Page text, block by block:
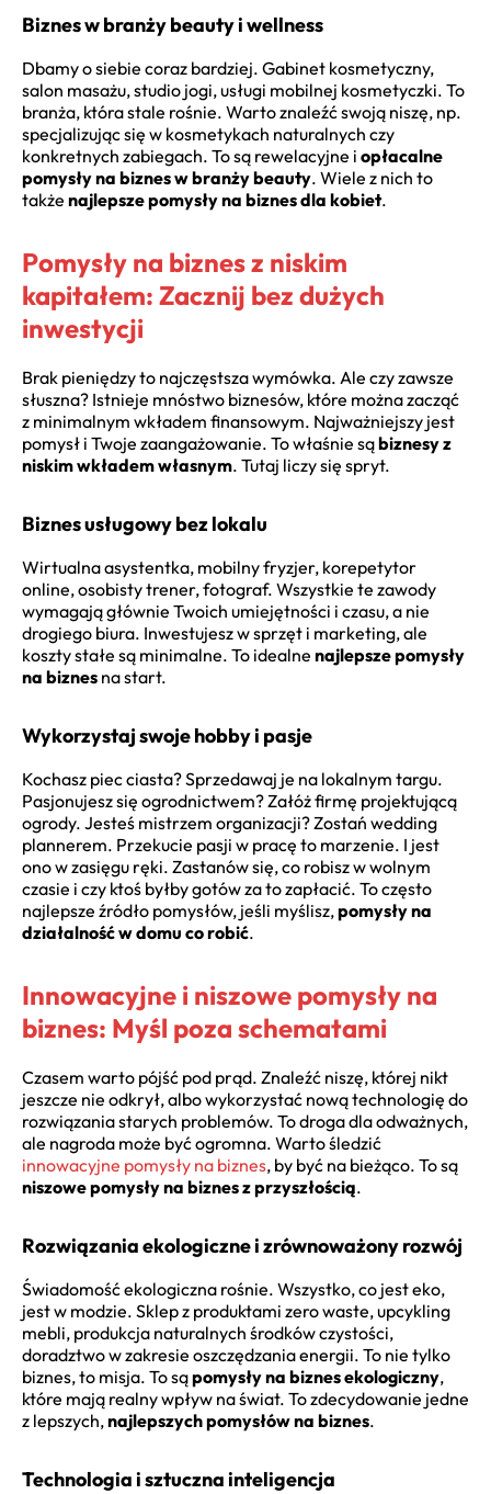
Biznes w branży beauty i wellness
Dbamy o siebie coraz bardziej. Gabinet kosmetyczny,
salon masażu, studio jogi, usługi mobilnej kosmetyczki. To
branża, która stale rośnie. Warto znaleźć swoją niszę, np.
specjalizując się w kosmetykach naturalnych czy
konkretnych zabiegach. To są rewelacyjne i opłacalne
pomysły na biznes w branży beauty. Wiele z nich to
także najlepsze pomysły na biznes dla kobiet.
Pomysły na biznes z niskim
kapitałem: Zacznij bez dużych
inwestycji
Brak pieniędzy to najczęstsza wymówka. Ale czy zawsze
słuszna? Istnieje mnóstwo biznesów, które można zacząć
z minimalnym wkładem finansowym. Najważniejszy jest
pomysł i Twoje zaangażowanie. To właśnie sąbiznesy z
niskim wkładem własnym. Tutaj liczy się spryt.
Biznes usługowy bez lokalu
Wirtualna asystentka, mobilny fryzjer, korepetytor
online, osobisty trener, fotograf. Wszystkie te zawody
wymagają głównie Twoich umiejętności i czasu, a nie
drogiego biura. Inwestujesz w sprzęt i marketing, ale
koszty stałe są minimalne. To idealne najlepsze pomysły
na biznes na start.
Wykorzystaj swoje hobby i pasje
Kochasz piec ciasta? Sprzedawaj je na lokalnym targu.
Pasjonujesz się ogrodnictwem? Załóż firmę projektującą
ogrody. Jesteś mistrzem organizacji? Zostań wedding
plannerem. Przekucie pasji w pracę to marzenie. I jest
ono w zasięgu ręki. Zastanów się, co robisz w wolnym
czasie i czy ktoś byłby gotów za to zapłacić. To często
najlepsze źródło pomysłów, jeśli myślisz,pomysły na
działalność w domu co robić.
Innowacyjne i niszowe pomysły na
biznes: Myśl poza schematami
Czasem warto pójść pod prąd. Znaleźć niszę, której nikt
jeszcze nie odkrył, albo wykorzystać nową technologię do
rozwiązania starych problemów. To droga dla odważnych,
ale nagroda może być ogromna. Warto śledzić
innowacyjne pomysły na biznes, by być na bieżąco. To są
niszowe pomysły na biznes z przyszłością.
Rozwiązania ekologiczne i zrównoważony rozwój
Świadomość ekologiczna rośnie. Wszystko, co jest eko,
jest w modzie. Sklep z produktami zero waste, upcykling
mebli, produkcja naturalnych środków czystości,
doradztwo w zakresie oszczędzania energii. To nie tylko
biznes, to misja. To sąpomysły na biznes ekologiczny,
które mają realny wpływ na świat. To zdecydowanie jedne
z lepszych,najlepszych pomysłów na biznes.
Technologia i sztuczna inteligencja